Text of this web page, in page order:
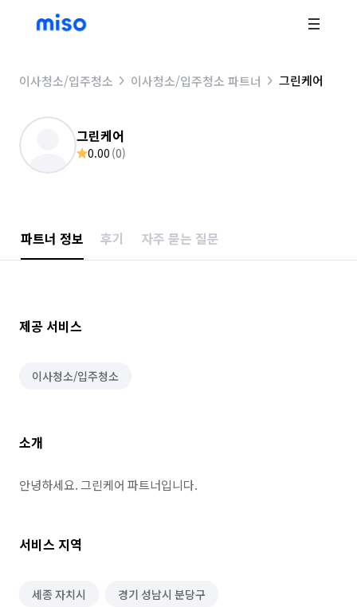
이사청소/입주청소 이사청소/입주청소 파트너 그린케어
그린케어
0.00 (0)
파트너 정보 후기 자주 묻는 질문
제공 서비스
이사청소/입주청소
소개
안녕하세요. 그린케어 파트너입니다.
서비스 지역
세종 자치시 경기 성남시 분당구